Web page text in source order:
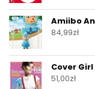
Amiibo
84,99zł
Cover
51,00zł